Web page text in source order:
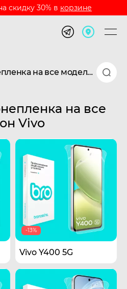
скидку 30% в корзине
Защитная бронепленка на все модели телефон Vivo
на все
Vivo
-13%
Vivo Y400 5G